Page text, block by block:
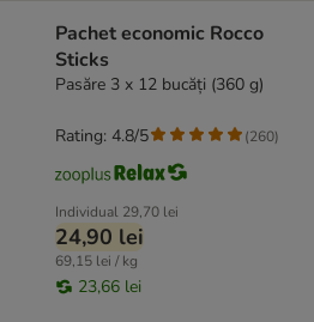
Pachet economic Rocco
Sticks
Pasăre 3 x 12 bucăți (360 g)
Individual 29,70 lei
24,90 lei
69,15 lei / kg
23,66 lei
Rating: 4.8/5 (260)